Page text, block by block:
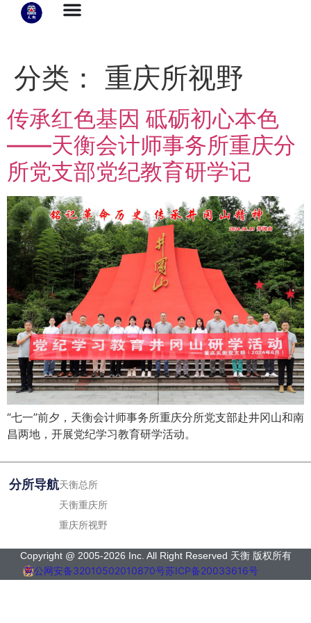
分类： 重庆所视野
传承红色基因 砥砺初心本色
——天衡会计师事务所重庆分
所党支部党纪教育研学记
“七一”前夕，天衡会计师事务所重庆分所党支部赴井冈山和南
昌两地，开展党纪学习教育研学活动。
分所导航天衡总所
天衡重庆所
重庆所视野
Copyright @ 2005-2026 Inc. All Right Reserved 天衡 版权所有
苏公网安备32010502010870号苏ICP备20033616号